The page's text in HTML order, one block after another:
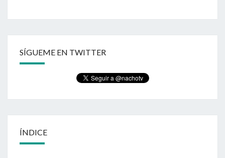
SÍGUEME EN TWITTER
ÍNDICE